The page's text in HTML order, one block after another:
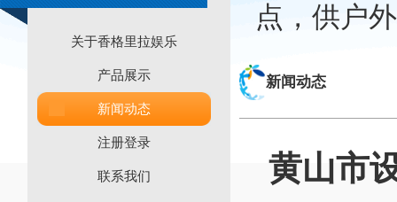
关于香格里拉娱乐
产品展示
新闻动态
注册登录
联系我们
点，供户
新闻动态
黄山市